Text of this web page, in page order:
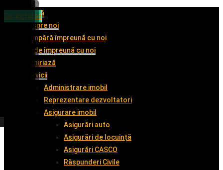
Acasă
Despre noi
Cumpără împreună cu noi
Vinde împreună cu noi
Închiriază
Servicii
Administrare imobil
Reprezentare dezvoltatori
Asigurare imobil
Asigurări auto
Asigurări de locuință
Asigurări CASCO
Răspunderi Civile
De vânzare
De vânzare
De vânzare
De închiriat